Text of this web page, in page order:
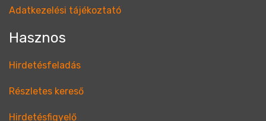
Adatkezelési tájékoztató
Hasznos
Hirdetésfeladás
Részletes kereső
Hirdetésfigyelő